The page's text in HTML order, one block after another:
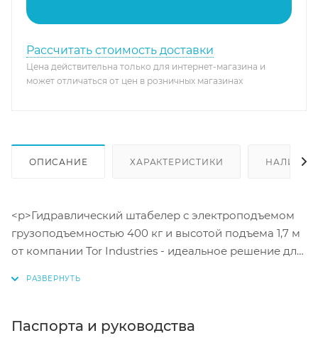
Рассчитать стоимость доставки
Цена действительна только для интернет-магазина и
может отличаться от цен в розничных магазинах
ОПИСАНИЕ ХАРАКТЕРИСТИКИ
<p>Гидравлический штабелер с электроподъемом
грузоподъемностью 400 кг и высотой подъема 1,7 м
от компании Tor Industries - идеальное решение для
12В/60Ач, штабелер обеспечивает мощный и
Паспорта и руководства